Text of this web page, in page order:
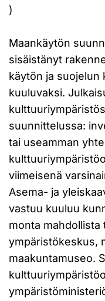
)
Maankäytön
sisäistänyt
käytön ja suojelun
kuuluvaksi.
suunnittelussa:
tai useamman
viimeisenä
Asema- ja
vastuu kuuluu
monta mahdollista
ympäristökeskus,
maakuntamuseo.